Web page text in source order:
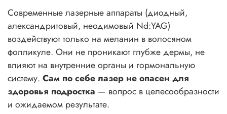
Современные лазерные аппараты (диодный,
александритовый, неодимовый Nd:YAG)
воздействуют только на меланин в волосяном
фолликуле. Они не проникают глубже дермы, не
влияют на внутренние органы и гормональную
систему. Сам по себе лазер не опасен для
здоровья подростка — вопрос в целесообразности
и ожидаемом результате.